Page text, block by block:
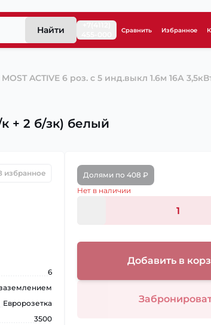
Найти Сравнить Избранное
ACTIVE 6 роз. с 5 инд.выкл 1.6м 16А
+ 2 б/зк) белый
избранное
6
Евророзетка
3500
Долями по 408 ₽
Нет в наличии
Добавить в